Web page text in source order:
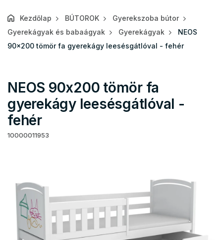
Kezdőlap BÚTOROK
Gyerekszoba bútor
Gyerekágyak és babaágyak
Gyerekágyak
NEOS
90x200 tömör fa gyerekágy leesésgátlóval - fehér
NEOS 90x200 tömör fa
gyerekágy leesésgátlóval -
fehér
10000011953